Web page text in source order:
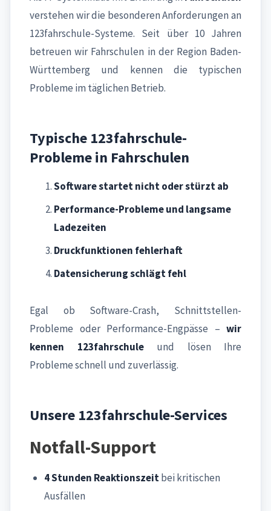
verstehen wir die besonderen Anforderungen an
123fahrschule-Systeme. Seit über 10 Jahren
betreuen wir Fahrschulen in der Region Baden-
Württemberg und kennen die typischen
Probleme im täglichen Betrieb.
Typische 123fahrschule-
Probleme in Fahrschulen
Software startet nicht oder stürzt ab
Performance-Probleme und langsame
Ladezeiten
Druckfunktionen fehlerhaft
Datensicherung schlägt fehl
Egal ob Software-Crash, Schnittstellen-
Probleme oder Performance-Engpässe – wir
kennen 123fahrschuleund lösen Ihre
Probleme schnell und zuverlässig.
Unsere 123fahrschule-Services
Notfall-Support
4 Stunden Reaktionszeitbei kritischen
Ausfällen